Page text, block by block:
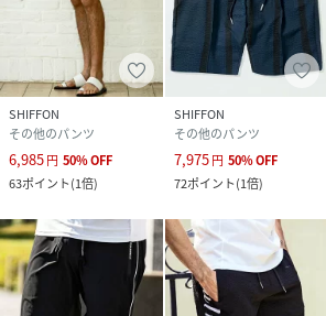
SHIFFON
その他のパンツ
6,985円 50%OFF
63ポイント(1倍)
SHIFFON
その他のパンツ
7,975円 50%OFF
72ポイント(1倍)